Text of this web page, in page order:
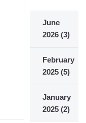
June
2026(3)
February
2025(5)
January
2025(2)